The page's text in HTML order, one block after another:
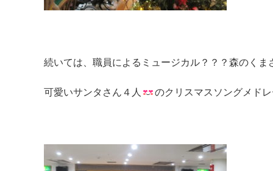
続いては、職員によるミュージカル？？？森のくま
可愛いサンタさん４人 のクリスマスソングメドレ